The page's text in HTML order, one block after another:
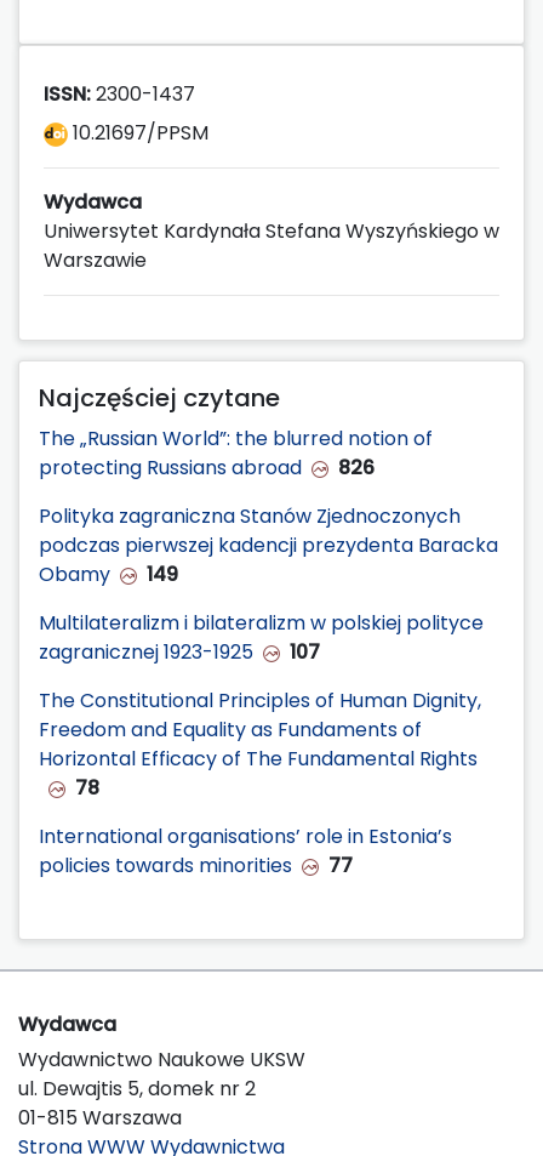
ISSN:2300-1437
10.21697/PPSM
Wydawca
Uniwersytet Kardynała Stefana Wyszyńskiego w
Warszawie
Najczęściej czytane
The „Russian World”: the blurred notion of
protecting Russians abroad
826
Polityka zagraniczna Stanów Zjednoczonych
podczas pierwszej kadencji prezydenta Baracka
Obamy
149
Multilateralizm i bilateralizm w polskiej polityce
zagranicznej 1923-1925
107
The Constitutional Principles of Human Dignity,
Freedom and Equality as Fundaments of
Horizontal Efficacy of The Fundamental Rights
78
International organisations’ role in Estonia’s
policies towards minorities
77
Wydawca
Wydawnictwo Naukowe UKSW
ul. Dewajtis 5, domek nr 2
01-815 Warszawa
Strona WWW Wydawnictwa